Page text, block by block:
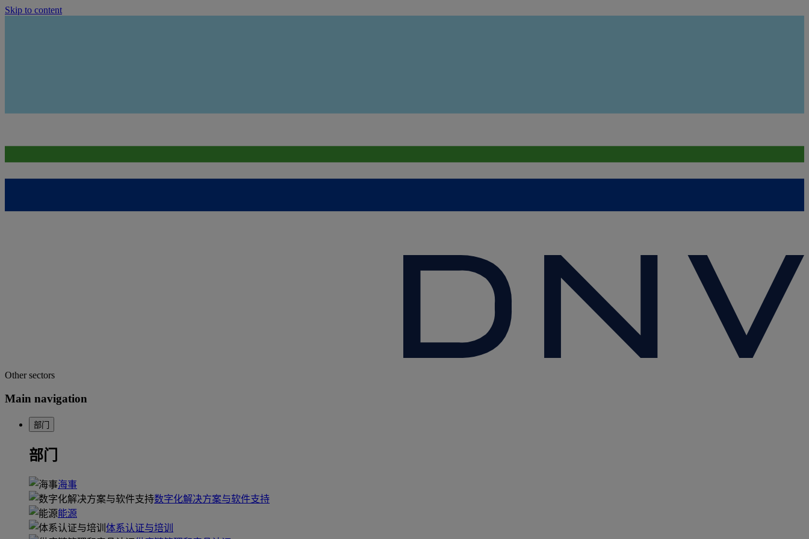
Skip to content
Other sectors
Main navigation
部门
部门
海事
数字化解决方案与软件支持
能源
体系认证与培训